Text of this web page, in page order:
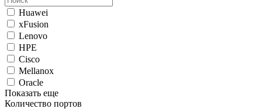
Huawei
xFusion
Lenovo
HPE
Cisco
Mellanox
Oracle
Показать еще
Количество портов